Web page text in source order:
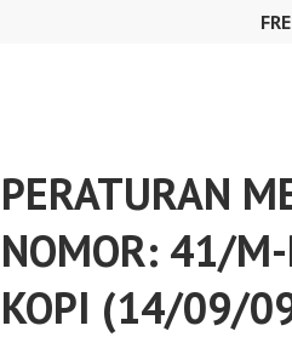
PERATURAN
NOMOR: 41/
KOPI (14/09/